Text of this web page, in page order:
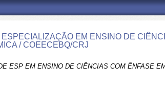
EM ENSINO DE
/ COEECEBQ/CRJ
ESP EM ENSINO DE CIÊNCIAS COM ÊNFASE